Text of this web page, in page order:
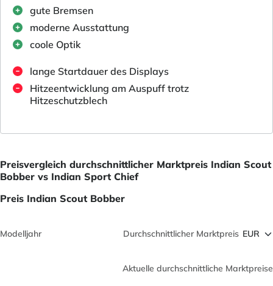
gute Bremsen
moderne Ausstattung
coole Optik
lange Startdauer des Displays
Hitzeentwicklung am Auspuff trotz
Hitzeschutzblech
Preisvergleich durchschnittlicher Marktpreis Indian Scout
Bobber vs Indian Sport Chief
Preis Indian Scout Bobber
Modelljahr Durchschnittlicher Marktpreis
Aktuelle durchschnittliche Marktpreise